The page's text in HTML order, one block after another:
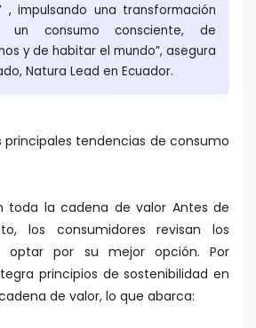
, impulsando una transformación
un consumo consciente, de
y de habitar el mundo”, asegura
Natura Lead en Ecuador.
tendencias de consumo
toda la cadena de valor Antes de
los consumidores revisan los
optar por su mejor opción. Por
principios de sostenibilidad en
de valor, lo que abarca: